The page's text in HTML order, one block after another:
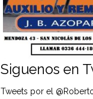
Siguenos en
Tweets por el